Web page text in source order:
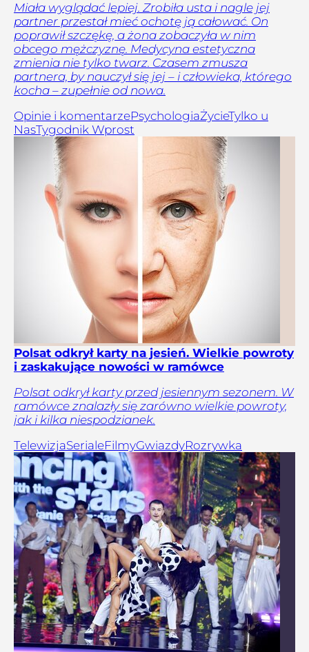
Miała wyglądać lepiej. Zrobiła usta i nagle jej
partner przestał mieć ochotę ją całować. On
poprawił szczękę, a żona zobaczyła w nim
obcego mężczyznę. Medycyna estetyczna
zmienia nie tylko twarz. Czasem zmusza
partnera, by nauczył się jej – i człowieka, którego
kocha – zupełnie od nowa.
Opinie i komentarzePsychologiaŻycieTylko u
NasTygodnik Wprost
Polsat odkrył karty na jesień. Wielkie powroty
i zaskakujące nowości w ramówce
Polsat odkrył karty przed jesiennym sezonem. W
ramówce znalazły się zarówno wielkie powroty,
jak i kilka niespodzianek.
TelewizjaSerialeFilmyGwiazdyRozrywka